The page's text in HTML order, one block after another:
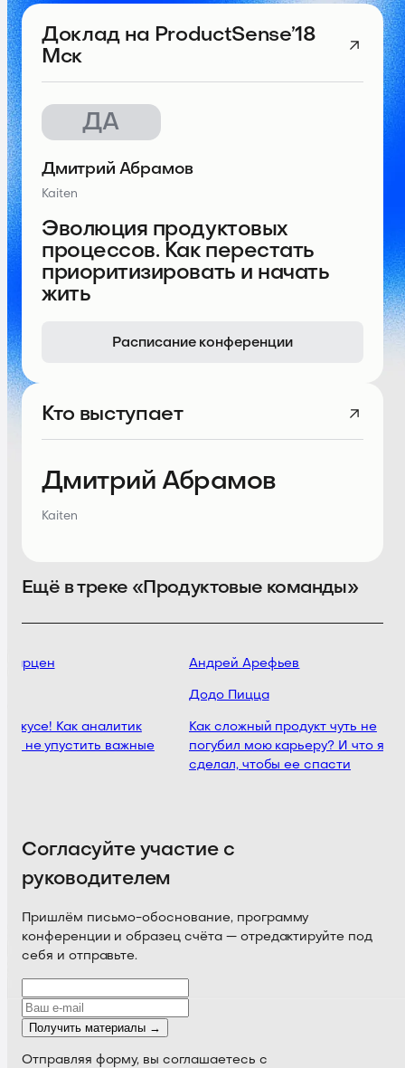
Доклад на ProductSense’18
Мск
ДА
Эволюция продуктовых
процессов. Как перестать
приоритизировать и начать
жить
Дмитрий Абрамов
Kaiten
Расписание конференции
Кто выступает
Дмитрий Абрамов
Kaiten
Ещё в треке «Продуктовые команды»
Как аналитик
не упустить важные
Андрей Арефьев
Додо Пицца
Как сложный продукт чуть не
погубил мою карьеру? И что я
сделал, чтобы ее спасти
Согласуйте участие с
руководителем
Пришлём письмо-обоснование, программу
конференции и образец счёта — отредактируйте под
себя и отправьте.
Получить материалы →
Отправляя форму, вы соглашаетесь с